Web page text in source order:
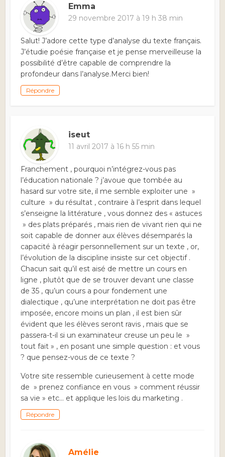
Emma
29 novembre 2017 à 19 h 38 min
Salut! J’adore cette type d’analyse du texte français.
J’étudie poésie française et je pense merveilleuse la
possibilité d’être capable de comprendre la
profondeur dans l’analyse.Merci bien!
Répondre
iseut
11 avril 2017 à 16 h 55 min
Franchement , pourquoi n’intégrez-vous pas
l’éducation nationale ? j’avoue que tombée au
hasard sur votre site, il me semble exploiter une »
culture » du résultat , contraire à l’esprit dans lequel
s’enseigne la littérature , vous donnez des « astuces
» des plats préparés , mais rien de vivant rien qui ne
soit capable de donner aux élèves désemparés la
capacité à réagir personnellement sur un texte , or,
l’évolution de la discipline insiste sur cet objectif .
Chacun sait qu’il est aisé de mettre un cours en
ligne , plutôt que de se trouver devant une classe
de 35 , qu’un cours a pour fondement une
dialectique , qu’une interprétation ne doit pas être
imposée, encore moins un plan , il est bien sûr
évident que les élèves seront ravis , mais que se
passera-t-il si un examinateur creuse un peu le »
tout fait » , en posant une simple question : et vous
? que pensez-vous de ce texte ?
Votre site ressemble curieusement à cette mode
de » prenez confiance en vous » comment réussir
sa vie » etc… et applique les lois du marketing .
Répondre
Amélie